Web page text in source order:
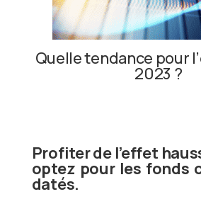
Quelle tendance pour
2023 ?
Profiter de l’effet
optez pour les fonds
datés.